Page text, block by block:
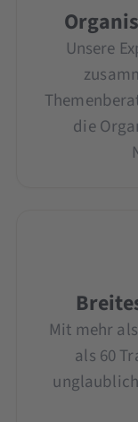
Unsere
die
Mit mehr
als 60